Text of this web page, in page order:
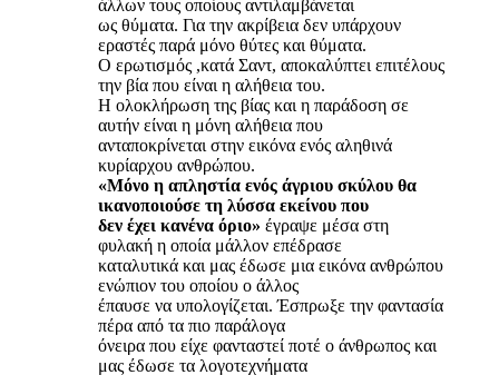
άλλων τους οποίους αντιλαμβάνεται
ως θύματα. Για την ακρίβεια δεν υπάρχουν
εραστές παρά μόνο θύτες και θύματα.
Ο ερωτισμός ,κατά Σαντ, αποκαλύπτει επιτέλους
την βία που είναι η αλήθεια του.
Η ολοκλήρωση της βίας και η παράδοση σε
αυτήν είναι η μόνη αλήθεια που
ανταποκρίνεται στην εικόνα ενός αληθινά
κυρίαρχου ανθρώπου.
«Μόνο η απληστία ενός άγριου σκύλου θα
ικανοποιούσε τη λύσσα εκείνου που
δεν έχει κανένα όριο» έγραψε μέσα στη
φυλακή η οποία μάλλον επέδρασε
καταλυτικά και μας έδωσε μια εικόνα ανθρώπου
ενώπιον του οποίου ο άλλος
έπαυσε να υπολογίζεται. Έσπρωξε την φαντασία
πέρα από τα πιο παράλογα
όνειρα που είχε φανταστεί ποτέ ο άνθρωπος και
μας έδωσε τα λογοτεχνήματα